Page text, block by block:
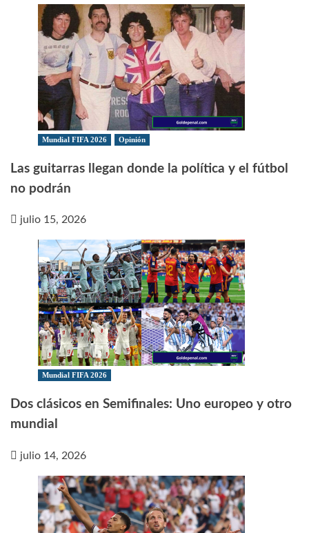
Mundial FIFA 2026 Opinión
Las guitarras llegan donde la política y el fútbol
no podrán
julio 15, 2026
Mundial FIFA 2026
Dos clásicos en Semifinales: Uno europeo y otro
mundial
julio 14, 2026